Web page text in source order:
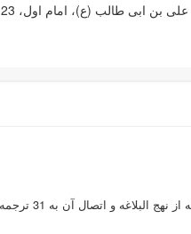
متن 173 عنوان کتاب در 389 جلد در زمینه ترجمه و شرح و